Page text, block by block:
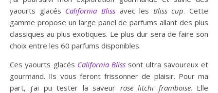
yaourts glacés California Blissavec les Bliss cup. Cette
gamme propose un large panel de parfums allant des plus
classiques au plus exotiques. Le plus dur sera de faire son
choix entre les 60 parfums disponibles.
Ces yaourts glacés California Bliss sont ultra savoureux et
gourmand. Ils vous feront frissonner de plaisir. Pour ma
part, j’ai pu tester la saveur rose litchi framboise. Elle